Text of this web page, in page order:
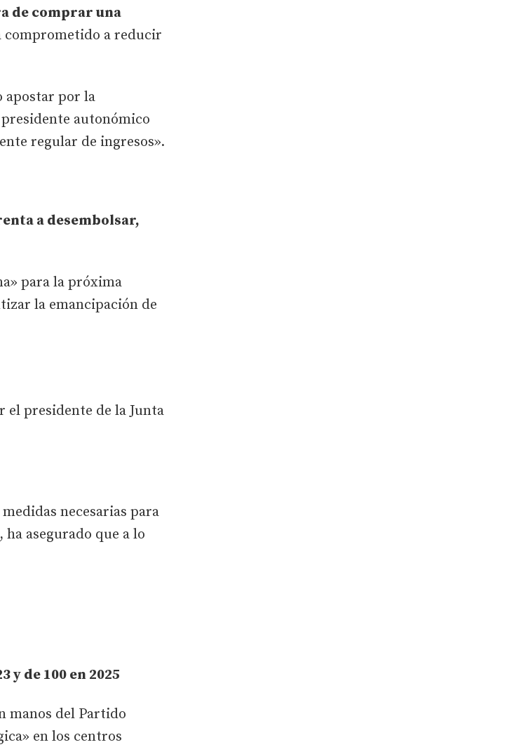
de comprar una
comprometido a reducir
apostar por la
autonómico
regular de ingresos».
a desembolsar,
para la próxima
la emancipación de
el presidente de la Junta
necesarias para
asegurado que a lo
y de 100 en 2025
manos del Partido
en los centros